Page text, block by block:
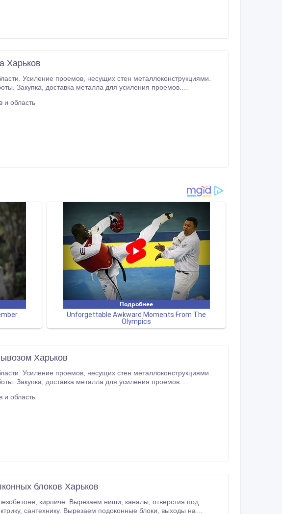
Харьков
и область
Харьков
и область
блоков Харьков